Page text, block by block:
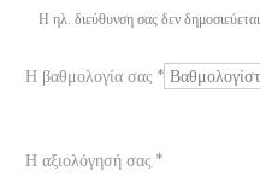
ο
ο
Η ηλ. διεύθυνση σας δεν δημοσιεύεται.
Η βαθμολογία σας *
Η αξιολόγησή σας *